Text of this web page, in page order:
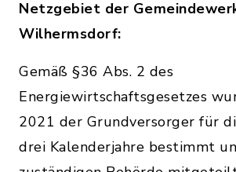
Netzgebiet der
Wilhermsdorf:
Gemäß §36 Abs. 2 des
Energiewirtschaftsgesetzes
2021 der Grundversorger für
drei Kalenderjahre bestimmt